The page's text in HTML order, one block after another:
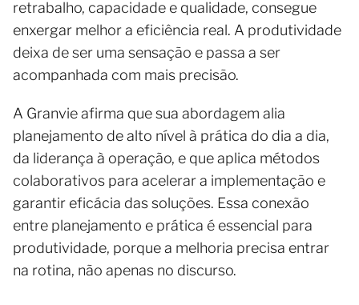
retrabalho, capacidade e qualidade, consegue
enxergar melhor a eficiência real. A produtividade
deixa de ser uma sensação e passa a ser
acompanhada com mais precisão.
A Granvie afirma que sua abordagem alia
planejamento de alto nível à prática do dia a dia,
da liderança à operação, e que aplica métodos
colaborativos para acelerar a implementação e
garantir eficácia das soluções. Essa conexão
entre planejamento e prática é essencial para
produtividade, porque a melhoria precisa entrar
na rotina, não apenas no discurso.